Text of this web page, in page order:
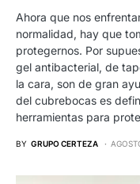
Ahora que nos
normalidad, hay que
protegernos. Por
gel antibacterial, de
la cara, son de gran
del cubrebocas es
herramientas para
BY GRUPO CERTEZA